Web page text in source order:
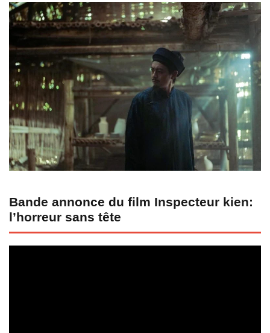
Bande annonce du film Inspecteur kien:
l’horreur sans tête